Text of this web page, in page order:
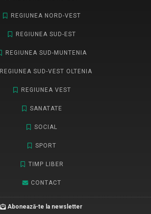
REGIUNEA NORD-VEST
REGIUNEA SUD-EST
REGIUNEA SUD-MUNTENIA
REGIUNEA SUD-VEST OLTENIA
REGIUNEA VEST
SANATATE
SOCIAL
SPORT
TIMP LIBER
CONTACT
Abonează-te la newsletter